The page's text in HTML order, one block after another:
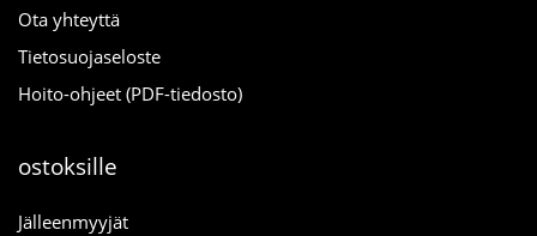
Ota yhteyttä
Tietosuojaseloste
Hoito-ohjeet (PDF-tiedosto)
ostoksille
Jälleenmyyjät